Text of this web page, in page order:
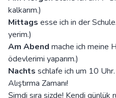
kalkarım.)
Mittags esse ich in der
yerim.)
Am Abend mache ich meine
ödevlerimi yaparım.)
Nachts schlafe ich um 10
Alıştırma Zamanı!
Şimdi sıra sizde! Kendi günlük